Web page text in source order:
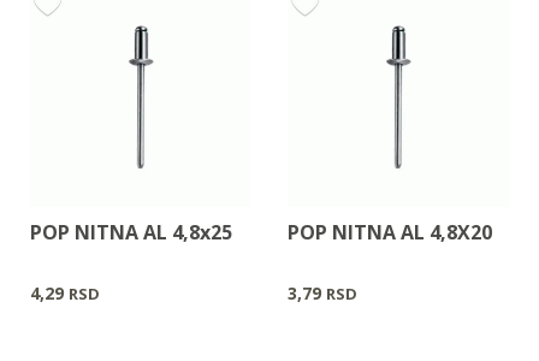
POP NITNA AL 4,8x25
4,29 RSD
POP NITNA AL 4,8X20
3,79 RSD